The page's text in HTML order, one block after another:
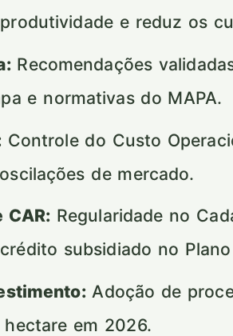
e reduz os
Recomendações
e normativas do MAPA.
Controle do Custo
de mercado.
CAR: Regularidade no
subsidiado no
Adoção de
em 2026.